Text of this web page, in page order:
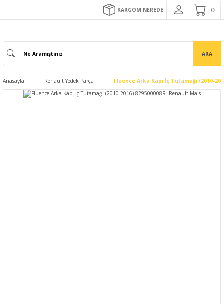
KARGOM NEREDE
ARA
Anasayfa Renault Yedek Parça Fluence Arka Kapı İç Tutamağı (2010-